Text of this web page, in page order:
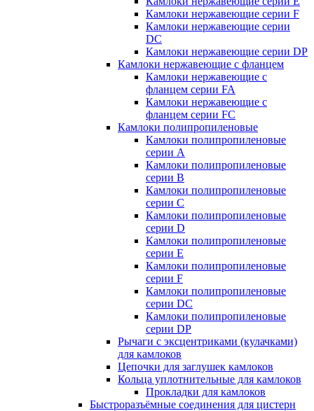
Камлоки нержавеющие серии F
Камлоки нержавеющие серии
DC
Камлоки нержавеющие серии DP
Камлоки нержавеющие с фланцем
Камлоки нержавеющие с
фланцем серии FA
Камлоки нержавеющие с
фланцем серии FC
Камлоки полипропиленовые
Камлоки полипропиленовые
серии А
Камлоки полипропиленовые
серии B
Камлоки полипропиленовые
серии C
Камлоки полипропиленовые
серии D
Камлоки полипропиленовые
серии Е
Камлоки полипропиленовые
серии F
Камлоки полипропиленовые
серии DC
Камлоки полипропиленовые
серии DP
Рычаги с эксцентриками (кулачками)
для камлоков
Цепочки для заглушек камлоков
Кольца уплотнительные для камлоков
Прокладки для камлоков
Быстроразъёмные соединения для цистерн